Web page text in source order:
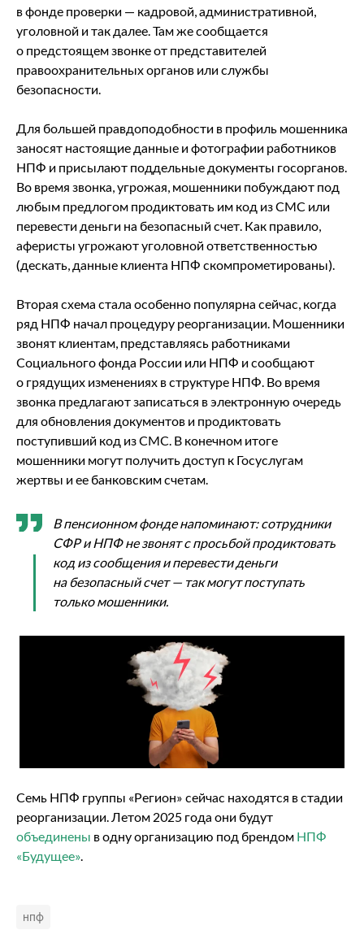
в фонде проверки — кадровой, административной,
уголовной и так далее. Там же сообщается
о предстоящем звонке от представителей
правоохранительных органов или службы
безопасности.
Для большей правдоподобности в профиль мошенника
заносят настоящие данные и фотографии работников
НПФ и присылают поддельные документы госорганов.
Во время звонка, угрожая, мошенники побуждают под
любым предлогом продиктовать им код из СМС или
перевести деньги на безопасный счет. Как правило,
аферисты угрожают уголовной ответственностью
(дескать, данные клиента НПФ скомпрометированы).
Вторая схема стала особенно популярна сейчас, когда
ряд НПФ начал процедуру реорганизации. Мошенники
звонят клиентам, представляясь работниками
Социального фонда России или НПФ и сообщают
о грядущих изменениях в структуре НПФ. Во время
звонка предлагают записаться в электронную очередь
для обновления документов и продиктовать
поступивший код из СМС. В конечном итоге
мошенники могут получить доступ к Госуслугам
жертвы и ее банковским счетам.
В пенсионном фонде напоминают: сотрудники
СФР и НПФ не звонят с просьбой продиктовать
код из сообщения и перевести деньги
на безопасный счет — так могут поступать
только мошенники.
Семь НПФ группы «Регион» сейчас находятся в стадии
реорганизации. Летом 2025 года они будут
объединены в одну организацию под брендом НПФ
«Будущее».
нпф